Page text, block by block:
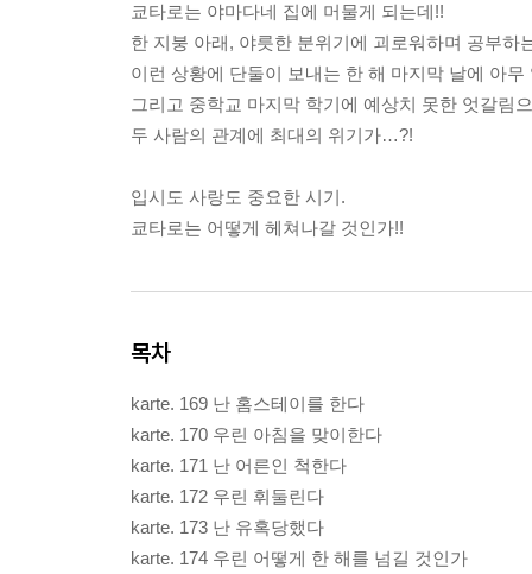
쿄타로는 야마다네 집에 머물게 되는데!!
한 지붕 아래, 야릇한 분위기에 괴로워하며 공부하
이런 상황에 단둘이 보내는 한 해 마지막 날에 아
그리고 중학교 마지막 학기에 예상치 못한 엇갈림
두 사람의 관계에 최대의 위기가…?!
입시도 사랑도 중요한 시기.
쿄타로는 어떻게 헤쳐나갈 것인가!!
목차
karte. 169 난 홈스테이를 한다
karte. 170 우린 아침을 맞이한다
karte. 171 난 어른인 척한다
karte. 172 우린 휘둘린다
karte. 173 난 유혹당했다
karte. 174 우린 어떻게 한 해를 넘길 것인가